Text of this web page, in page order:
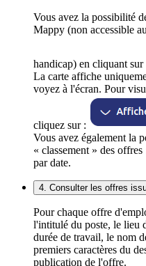
Vous avez la possibilité
Mappy (non accessible
handicap) en cliquant sur
La carte affiche
voyez à l'écran. Pour
cliquez sur :
Vous avez également la
« classement » des
par date.
4. Consulter les offres
Pour chaque offre
l'intitulé du poste, le lieu
durée de travail, le nom
premiers caractères du
publication de l'offre.